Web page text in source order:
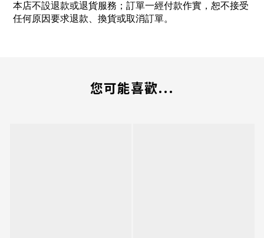
本店不設退款或退貨服務；訂單一經付款作實，恕不接受
任何原因要求退款、換貨或取消訂單。
您可能喜歡...